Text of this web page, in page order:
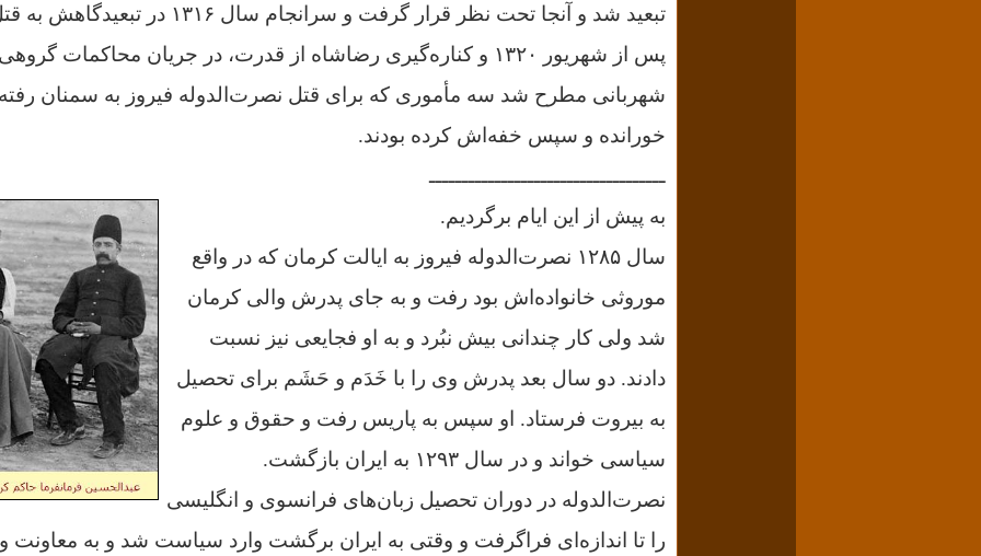
تبعید شد و آنجا تحت نظر قرار گرفت و سرانجام سال ۱۳۱۶ در تبعیدگاهش به قتل رسید.
پس از شهریور ۱۳۲۰ و کناره‌گیری رضاشاه از قدرت، در جریان محاکمات
شهربانی مطرح شد سه مأموری که برای قتل نصرت‌الدوله فیروز به سمنان رفته
خورانده و سپس خفه‌اش کرده بودند.
ــــــــــــــــــــــــــــــــــــ
به پیش از این ایام برگردیم.
سال ۱۲۸۵ نصرت‌الدوله فیروز به ایالت کرمان که در واقع
موروثی خانواده‌اش بود رفت و به جای پدرش والی کرمان
شد ولی کار چندانی بیش نبُرد و به او فجایعی نیز نسبت
دادند. دو سال بعد پدرش وی را با خَدَم و حَشَم برای تحصیل
به بیروت فرستاد. او سپس به پاریس رفت و حقوق و علوم
سیاسی خواند و در سال ۱۲۹۳ به ایران بازگشت.
نصرت‌الدوله در دوران تحصیل زبان‌های فرانسوی و انگلیسی
را تا اندازه‌ای فراگرفت و وقتی به ایران برگشت وارد سیاست شد و به معاونت